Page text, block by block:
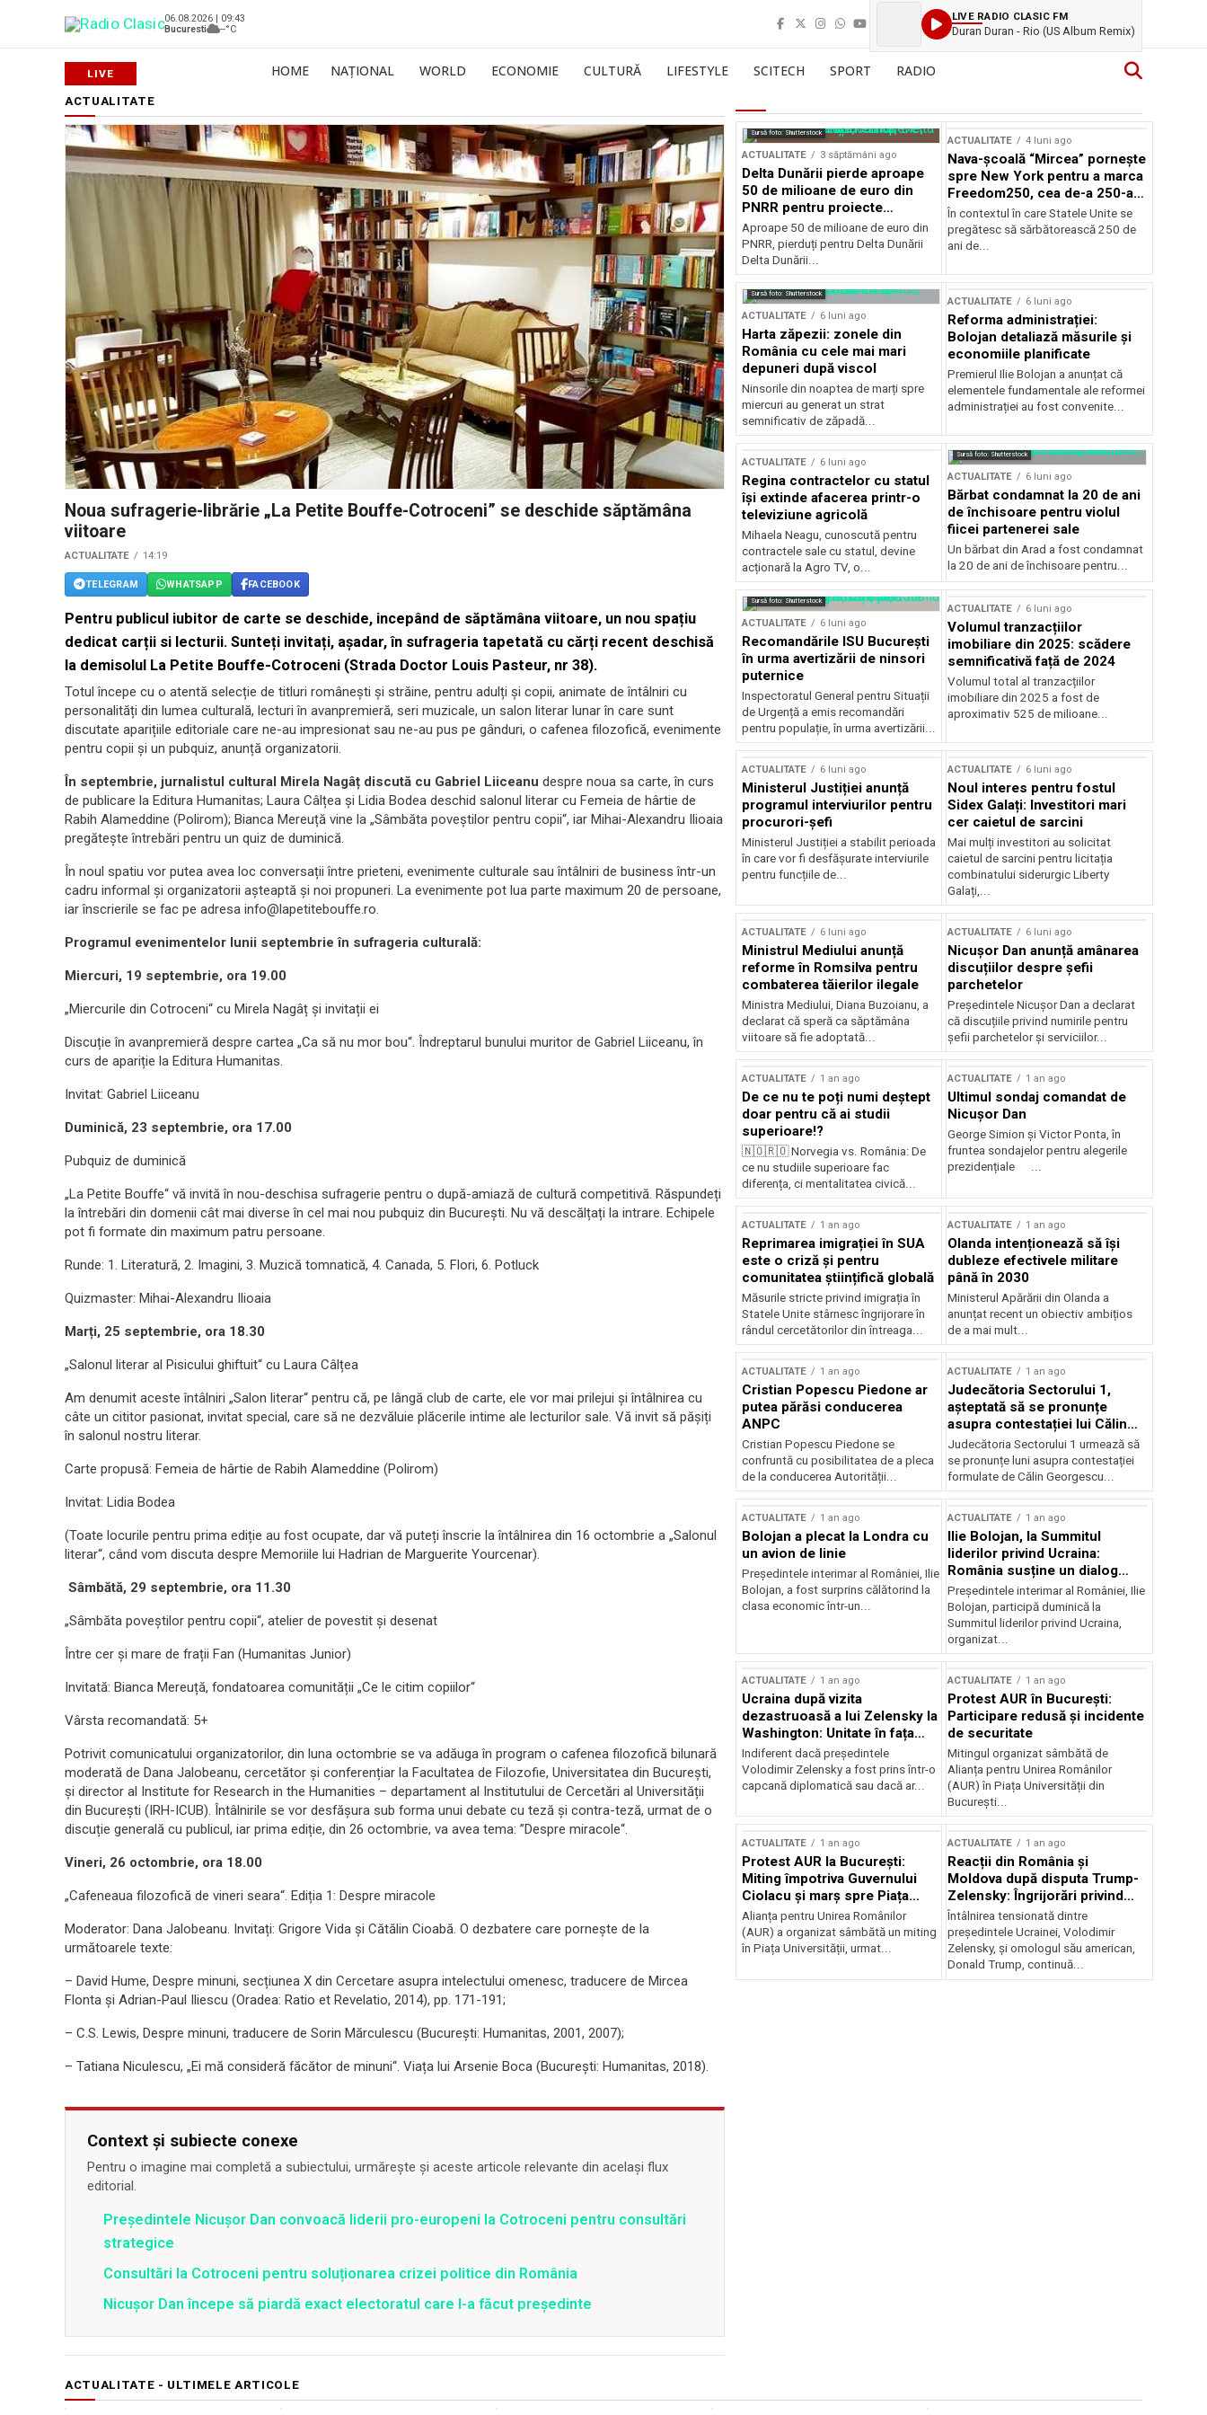
06.08.2026 | 09:43
Bucuresti
--°C
LIVE RADIO CLASIC FM
Duran Duran - Rio (US Album Remix)
HOME NAȚIONAL WORLD ECONOMIE CULTURĂ LIFESTYLE SCITECH SPORT RADIO
ACTUALITATE
Noua sufragerie-librărie „La Petite Bouffe-Cotroceni” se deschide săptămâna
viitoare
ACTUALITATE 14:19
TELEGRAM WHATSAPP FACEBOOK
Pentru publicul iubitor de carte se deschide, incepând de săptămâna viitoare, un nou spațiu
dedicat carții si lecturii. Sunteți invitați, așadar, în sufrageria tapetată cu cărți recent deschisă
la demisolul La Petite Bouffe-Cotroceni (Strada Doctor Louis Pasteur, nr 38).
Totul începe cu o atentă selecție de titluri românești și străine, pentru adulți și copii, animate de întâlniri cu
personalități din lumea culturală, lecturi în avanpremieră, seri muzicale, un salon literar lunar în care sunt
discutate aparițiile editoriale care ne-au impresionat sau ne-au pus pe gânduri, o cafenea filozofică, evenimente
pentru copii și un pubquiz, anunță organizatorii.
În septembrie, jurnalistul cultural Mirela Nagâț discută cu Gabriel Liiceanu despre noua sa carte, în curs
de publicare la Editura Humanitas; Laura Câlțea și Lidia Bodea deschid salonul literar cu Femeia de hârtie de
Rabih Alameddine (Polirom); Bianca Mereuță vine la „Sâmbăta poveștilor pentru copii“, iar Mihai-Alexandru Ilioaia
pregătește întrebări pentru un quiz de duminică.
În noul spatiu vor putea avea loc conversații între prieteni, evenimente culturale sau întâlniri de business într-un
cadru informal și organizatorii așteaptă și noi propuneri. La evenimente pot lua parte maximum 20 de persoane,
iar înscrierile se fac pe adresa info@lapetitebouffe.ro.
Programul evenimentelor lunii septembrie în sufrageria culturală:
​Miercuri, 19 septembrie, ora 19.00
„Miercurile din Cotroceni“ cu Mirela Nagâț și invitații ei
Discuție în avanpremieră despre cartea „Ca să nu mor bou“. Îndreptarul bunului muritor de Gabriel Liiceanu, în
curs de apariție la Editura Humanitas.
Invitat: Gabriel Liiceanu
Duminică, 23 septembrie, ora 17.00
Pubquiz de duminică
„La Petite Bouffe“ vă invită în nou-deschisa sufragerie pentru o după-amiază de cultură competitivă. Răspundeți
la întrebări din domenii cât mai diverse în cel mai nou pubquiz din București. Nu vă descălțați la intrare. Echipele
pot fi formate din maximum patru persoane.
Runde: 1. Literatură, 2. Imagini, 3. Muzică tomnatică, 4. Canada, 5. Flori, 6. Potluck
Quizmaster: Mihai-Alexandru Ilioaia
Marți, 25 septembrie, ora 18.30
„Salonul literar al Pisicului ghiftuit“ cu Laura Câlțea
​Am denumit aceste întâlniri „Salon literar“ pentru că, pe lângă club de carte, ele vor mai prilejui și întâlnirea cu
câte un cititor pasionat, invitat special, care să ne dezvăluie plăcerile intime ale lecturilor sale. Vă invit să pășiți
în salonul nostru literar.
Carte propusă: Femeia de hârtie de Rabih Alameddine (Polirom)
Invitat: Lidia Bodea
(Toate locurile pentru prima ediție au fost ocupate, dar vă puteți înscrie la întâlnirea din 16 octombrie a „Salonul
literar“, când vom discuta despre Memoriile lui Hadrian de Marguerite Yourcenar).
Sâmbătă, 29 septembrie, ora 11.30
„Sâmbăta poveștilor pentru copii“, atelier de povestit și desenat
Între cer și mare de frații Fan (Humanitas Junior)
Invitată: Bianca Mereuță, fondatoarea comunității „Ce le citim copiilor“
Vârsta recomandată: 5+
Potrivit comunicatului organizatorilor, din luna octombrie se va adăuga în program o cafenea filozofică bilunară
moderată de Dana Jalobeanu, cercetător și conferențiar la Facultatea de Filozofie, Universitatea din București,
și director al Institute for Research in the Humanities – departament al Institutului de Cercetări al Universității
din București (IRH-ICUB). Întâlnirile se vor desfășura sub forma unui debate cu teză și contra-teză, urmat de o
discuție generală cu publicul, iar prima ediție, din 26 octombrie, va avea tema: ”Despre miracole“.
Vineri, 26 octombrie, ora 18.00
„Cafeneaua filozofică de vineri seara“. Ediția 1: Despre miracole
Moderator: Dana Jalobeanu. Invitați: Grigore Vida și Cătălin Cioabă. O dezbatere care pornește de la
următoarele texte:
– David Hume, Despre minuni, secțiunea X din Cercetare asupra intelectului omenesc, traducere de Mircea
Flonta și Adrian-Paul Iliescu (Oradea: Ratio et Revelatio, 2014), pp. 171-191;
– C.S. Lewis, Despre minuni, traducere de Sorin Mărculescu (București: Humanitas, 2001, 2007);
– Tatiana Niculescu, „Ei mă consideră făcător de minuni“. Viața lui Arsenie Boca (București: Humanitas, 2018).
Context și subiecte conexe
Pentru o imagine mai completă a subiectului, urmărește și aceste articole relevante din același flux
editorial.
Președintele Nicușor Dan convoacă liderii pro-europeni la Cotroceni pentru consultări
strategice
Consultări la Cotroceni pentru soluționarea crizei politice din România
Nicușor Dan începe să piardă exact electoratul care l-a făcut președinte
Sursă foto: Shutterstock
ACTUALITATE 3 săptămâni ago
Delta Dunării pierde aproape
50 de milioane de euro din
PNRR pentru proiecte
esențiale
Aproape 50 de milioane de euro din
PNRR, pierduți pentru Delta Dunării
Delta Dunării...
ACTUALITATE 4 luni ago
Nava-școală “Mircea” pornește
spre New York pentru a marca
Freedom250, cea de-a 250-a
aniversare a Statelor Unite
În contextul în care Statele Unite se
pregătesc să sărbătorească 250 de
ani de...
Sursă foto: Shutterstock
ACTUALITATE 6 luni ago
Harta zăpezii: zonele din
România cu cele mai mari
depuneri după viscol
Ninsorile din noaptea de marți spre
miercuri au generat un strat
semnificativ de zăpadă...
ACTUALITATE 6 luni ago
Reforma administrației:
Bolojan detaliază măsurile și
economiile planificate
Premierul Ilie Bolojan a anunțat că
elementele fundamentale ale reformei
administrației au fost convenite...
ACTUALITATE 6 luni ago
Regina contractelor cu statul
își extinde afacerea printr-o
televiziune agricolă
Mihaela Neagu, cunoscută pentru
contractele sale cu statul, devine
acționară la Agro TV, o...
Sursă foto: Shutterstock
ACTUALITATE 6 luni ago
Bărbat condamnat la 20 de ani
de închisoare pentru violul
fiicei partenerei sale
Un bărbat din Arad a fost condamnat
la 20 de ani de închisoare pentru...
Sursă foto: Shutterstock
ACTUALITATE 6 luni ago
Recomandările ISU București
în urma avertizării de ninsori
puternice
Inspectoratul General pentru Situații
de Urgență a emis recomandări
pentru populație, în urma avertizării...
ACTUALITATE 6 luni ago
Volumul tranzacțiilor
imobiliare din 2025: scădere
semnificativă față de 2024
Volumul total al tranzacțiilor
imobiliare din 2025 a fost de
aproximativ 525 de milioane...
ACTUALITATE 6 luni ago
Ministerul Justiției anunță
programul interviurilor pentru
procurori-șefi
Ministerul Justiției a stabilit perioada
în care vor fi desfășurate interviurile
pentru funcțiile de...
ACTUALITATE 6 luni ago
Noul interes pentru fostul
Sidex Galați: Investitori mari
cer caietul de sarcini
Mai mulți investitori au solicitat
caietul de sarcini pentru licitația
combinatului siderurgic Liberty
Galați,...
ACTUALITATE 6 luni ago
Ministrul Mediului anunță
reforme în Romsilva pentru
combaterea tăierilor ilegale
Ministra Mediului, Diana Buzoianu, a
declarat că speră ca săptămâna
viitoare să fie adoptată...
ACTUALITATE 6 luni ago
Nicușor Dan anunță amânarea
discuțiilor despre șefii
parchetelor
Președintele Nicușor Dan a declarat
că discuțiile privind numirile pentru
șefii parchetelor și serviciilor...
ACTUALITATE 1 an ago
De ce nu te poți numi deștept
doar pentru că ai studii
superioare!?
🇳🇴🇷🇴 Norvegia vs. România: De
ce nu studiile superioare fac
diferența, ci mentalitatea civică...
ACTUALITATE 1 an ago
Ultimul sondaj comandat de
Nicușor Dan
George Simion și Victor Ponta, în
fruntea sondajelor pentru alegerile
prezidențiale ...
ACTUALITATE 1 an ago
Reprimarea imigrației în SUA
este o criză și pentru
comunitatea științifică globală
Măsurile stricte privind imigrația în
Statele Unite stârnesc îngrijorare în
rândul cercetătorilor din întreaga...
ACTUALITATE 1 an ago
Olanda intenționează să își
dubleze efectivele militare
până în 2030
Ministerul Apărării din Olanda a
anunțat recent un obiectiv ambițios
de a mai mult...
ACTUALITATE 1 an ago
Cristian Popescu Piedone ar
putea părăsi conducerea
ANPC
Cristian Popescu Piedone se
confruntă cu posibilitatea de a pleca
de la conducerea Autorității...
ACTUALITATE 1 an ago
Judecătoria Sectorului 1,
așteptată să se pronunțe
asupra contestației lui Călin
Georgescu privind controlul
judiciar
Judecătoria Sectorului 1 urmează să
se pronunțe luni asupra contestației
formulate de Călin Georgescu...
ACTUALITATE 1 an ago
Bolojan a plecat la Londra cu
un avion de linie
Președintele interimar al României, Ilie
Bolojan, a fost surprins călătorind la
clasa economic într-un...
ACTUALITATE 1 an ago
Ilie Bolojan, la Summitul
liderilor privind Ucraina:
România susține un dialog
transatlantic pentru securitate
și stabilitate
Președintele interimar al României, Ilie
Bolojan, participă duminică la
Summitul liderilor privind Ucraina,
organizat...
ACTUALITATE 1 an ago
Ucraina după vizita
dezastruoasă a lui Zelensky la
Washington: Unitate în fața
incertitudinii
Indiferent dacă președintele
Volodimir Zelensky a fost prins într-o
capcană diplomatică sau dacă ar...
ACTUALITATE 1 an ago
Protest AUR în București:
Participare redusă și incidente
de securitate
Mitingul organizat sâmbătă de
Alianța pentru Unirea Românilor
(AUR) în Piața Universității din
București...
ACTUALITATE 1 an ago
Protest AUR la București:
Miting împotriva Guvernului
Ciolacu și marș spre Piața
Victoriei
Alianța pentru Unirea Românilor
(AUR) a organizat sâmbătă un miting
în Piața Universității, urmat...
ACTUALITATE 1 an ago
Reacții din România și
Moldova după disputa Trump-
Zelensky: Îngrijorări privind
securitatea regională
Întâlnirea tensionată dintre
președintele Ucrainei, Volodimir
Zelensky, și omologul său american,
Donald Trump, continuă...
ACTUALITATE - ULTIMELE ARTICOLE